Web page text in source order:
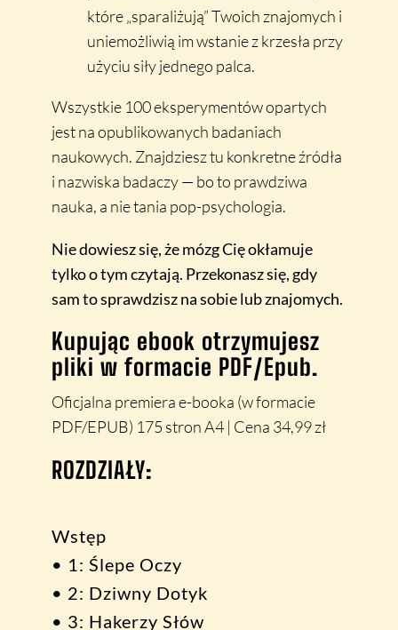
które „sparaliżują” Twoich znajomych i
uniemożliwią im wstanie z krzesła przy
użyciu siły jednego palca.
Wszystkie 100 eksperymentów opartych
jest na opublikowanych badaniach
naukowych. Znajdziesz tu konkretne źródła
i nazwiska badaczy — bo to prawdziwa
nauka, a nie tania pop-psychologia.
Nie dowiesz się, że mózg Cię okłamuje
tylko o tym czytają. Przekonasz się, gdy
sam to sprawdzisz na sobie lub znajomych.
Kupując ebook otrzymujesz
pliki w formacie PDF/Epub.
Oficjalna premiera e-booka (w formacie
PDF/EPUB) 175 stron A4 | Cena 34,99 zł
ROZDZIAŁY:
Wstęp
• 1: Ślepe Oczy
• 2: Dziwny Dotyk
• 3: Hakerzy Słów